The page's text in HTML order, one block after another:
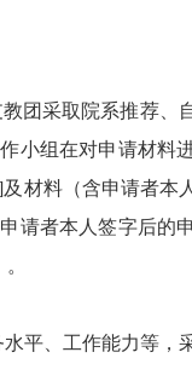
团采取院系推荐、
小组在对申请材料
材料（含申请者本
者本人签字后的
平、工作能力等，